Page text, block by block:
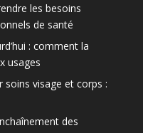
les besoins
de santé
: comment la
usages
soins visage et corps :
des